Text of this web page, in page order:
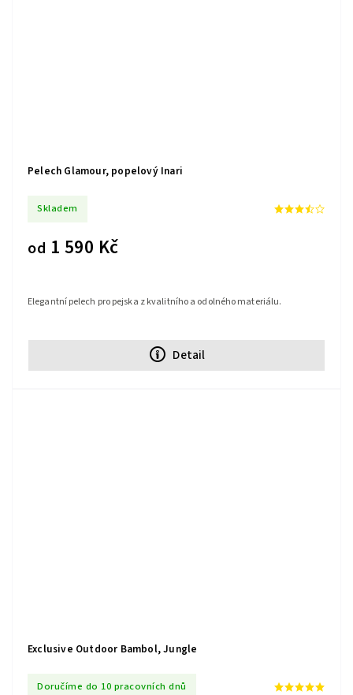
Pelech Glamour, popelový Inari
Skladem
od 1 590 Kč
Detail
Elegantní pelech pro pejska z kvalitního a odolného materiálu.
Exclusive Outdoor Bambol, Jungle
Doručíme do 10 pracovních dnů